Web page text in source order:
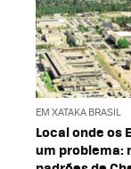
EM XATAKA BRASIL
Local onde os
um problema: